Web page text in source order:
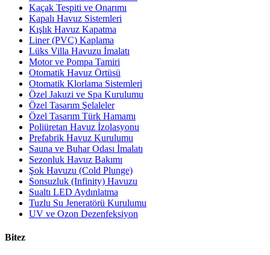
Kaçak Tespiti ve Onarımı
Kapalı Havuz Sistemleri
Kışlık Havuz Kapatma
Liner (PVC) Kaplama
Lüks Villa Havuzu İmalatı
Motor ve Pompa Tamiri
Otomatik Havuz Örtüsü
Otomatik Klorlama Sistemleri
Özel Jakuzi ve Spa Kurulumu
Özel Tasarım Şelaleler
Özel Tasarım Türk Hamamı
Poliüretan Havuz İzolasyonu
Prefabrik Havuz Kurulumu
Sauna ve Buhar Odası İmalatı
Sezonluk Havuz Bakımı
Şok Havuzu (Cold Plunge)
Sonsuzluk (Infinity) Havuzu
Sualtı LED Aydınlatma
Tuzlu Su Jeneratörü Kurulumu
UV ve Ozon Dezenfeksiyon
Bitez